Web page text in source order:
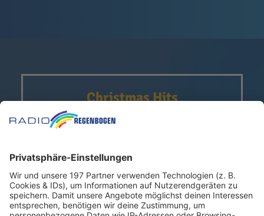
Christmas Hits